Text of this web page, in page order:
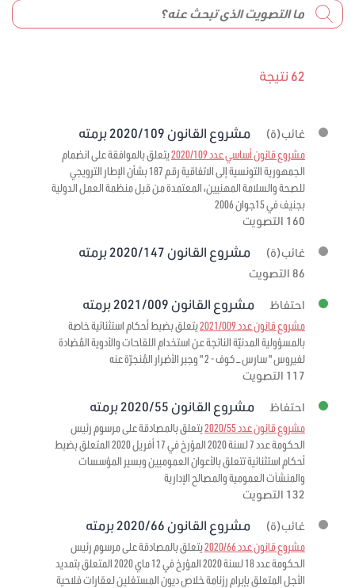
62 نتيجة
غائب(ة) مشروع القانون 2020/109 برمته
مشروع قانون أساسي عدد 2020/109
يتعلق بالموافقة على انضمام
الجمهورية التونسية إلى الاتفاقية رقم 187 بشأن الإطار الترويجي
للصحة والسلامة المهنيين، المعتمدة من قبل منظمة العمل الدولية
بجنيف في 15جوان 2006
160 التصويت
غائب(ة) مشروع القانون 2020/147 برمته
86 التصويت
احتفاظ مشروع القانون 2021/009 برمته
مشروع قانون عدد 2021/009
يتعلق بضبط أحكام استثنائية خاصة
بالمسؤولية المدنيّة الناتجة عن استخدام اللقاحات والأدوية المُضادة
لفيروس " سارس – كوف - 2 " وجبر الأضرار المُنجرّة عنه
117 التصويت
احتفاظ مشروع القانون 2020/55 برمته
مشروع قانون عدد 2020/55
يتعلق بالمصادقة على مرسوم رئيس
الحكومة عدد 7 لسنة 2020 المؤرخ في 17 أفريل 2020 المتعلق بضبط
أحكام استثنائية تتعلق بالأعوان العموميين وبسير المؤسسات
والمنشآت العمومية والمصالح الإدارية
132 التصويت
غائب(ة) مشروع القانون 2020/66 برمته
مشروع قانون عدد 2020/66
يتعلق بالمصادقة على مرسوم رئيس
الحكومة عدد 18 لسنة 2020 المؤرخ في 12 ماي 2020 المتعلق بتمديد
الأجل المتعلق بإبرام رزنامة خلاص ديون المستغلين لعقارات فلاحية